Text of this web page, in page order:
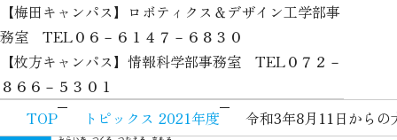
【梅田キャンパス】ロボティクス＆デザイン工学部事
務室 TEL０６－６１４７－６８３０
【枚方キャンパス】情報科学部事務室 TEL０７２－
８６６－５３０１
TOP
トピックス 2021年度 令和3年8月11日から